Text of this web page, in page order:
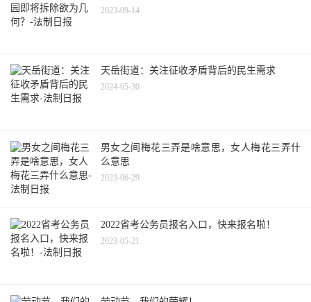
2023-09-14
天岳街道：关注征收矛盾背后的民生需求
2024-05-30
男女之间梅花三弄是啥意思，女人梅花三弄什
么意思
2023-06-29
2022省考公务员报名入口，快来报名啦！
2023-05-21